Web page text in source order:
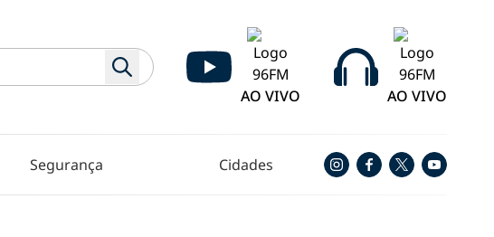
AO VIVO
AO VIVO
Segurança Cidades